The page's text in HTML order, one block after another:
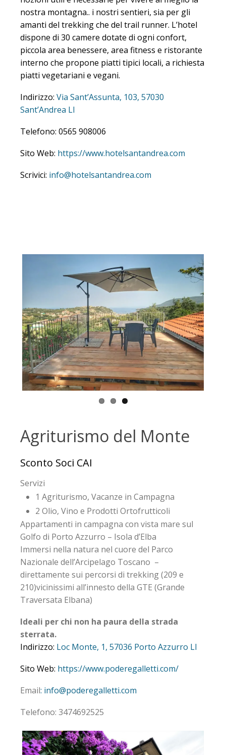
nozioni utili e necessarie per vivere al meglio la
nostra montagna.. i nostri sentieri, sia per gli
amanti del trekking che del trail runner. L’hotel
dispone di 30 camere dotate di ogni confort,
piccola area benessere, area fitness e ristorante
interno che propone piatti tipici locali, a richiesta
piatti vegetariani e vegani.
Indirizzo:
Via Sant’Assunta, 103, 57030
https://www.hotelsantandrea.com
info@hotelsantandrea.com
Agriturismo del Monte
Sconto Soci CAI
Agriturismo, Vacanze in Campagna
Olio, Vino e Prodotti Ortofrutticoli
Appartamenti in campagna con vista mare sul
Golfo di Porto Azzurro – Isola d’Elba
Immersi nella natura nel cuore del Parco
Nazionale dell’Arcipelago Toscano –
direttamente sui percorsi di trekking (209 e
210)vicinissimi all’innesto della GTE (Grande
Traversata Elbana)
Ideali per chi non ha paura della strada
sterrata.
Loc Monte, 1, 57036 Porto Azzurro LI
https://www.poderegalletti.com/
: info@poderegalletti.com